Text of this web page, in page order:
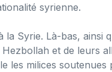
syrienne.
Syrie. Là-bas, ainsi
et de leurs
les milices